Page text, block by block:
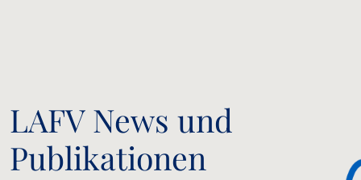
LAFV News und
Publikationen